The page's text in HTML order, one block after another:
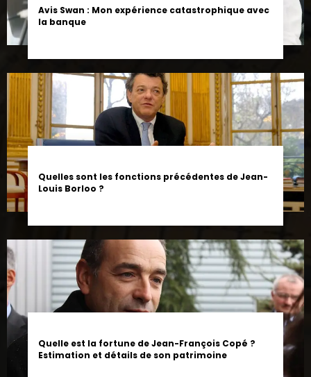
Avis Swan : Mon expérience catastrophique avec
Quelles sont les fonctions précédentes de Jean-
Quelle est la fortune de Jean-François Copé ?